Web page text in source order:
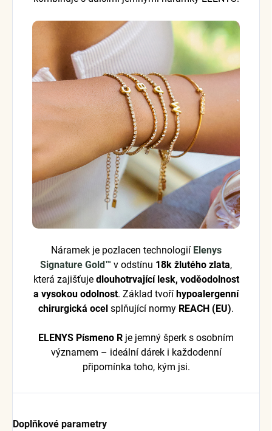
Náramek je pozlacen technologií Elenys
Signature Gold™ v odstínu 18k žlutého zlata,
která zajišťuje dlouhotrvající lesk, voděodolnost
a vysokou odolnost. Základ tvoří hypoalergenní
chirurgická ocel splňující normy REACH (EU).
ELENYS Písmeno R je jemný šperk s osobním
významem – ideální dárek i každodenní
připomínka toho, kým jsi.
Doplňkové parametry